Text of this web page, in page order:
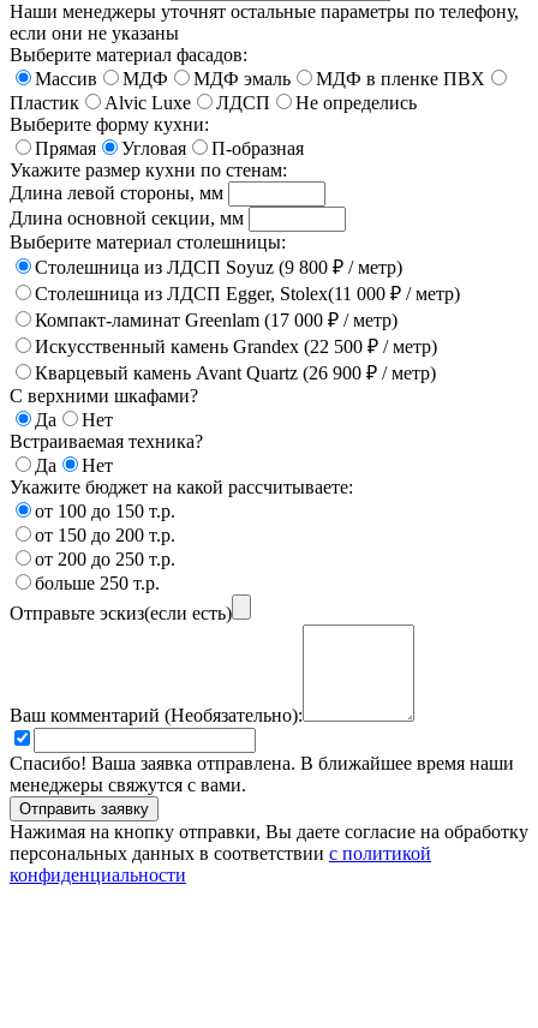
Наши менеджеры уточнят остальные параметры по телефону,
если они не указаны
Выберите материал фасадов:
Массив
МДФ МДФ эмаль
МДФ в пленке ПВХ
Пластик
Alvic Luxe ЛДСП
Не определись
Выберите форму кухни:
Прямая
Угловая
П-образная
Укажите размер кухни по стенам:
Длина левой стороны, мм
Длина основной секции, мм
Выберите материал столешницы:
Столешница из ЛДСП Soyuz (9 800 ₽ / метр)
Столешница из ЛДСП Egger, Stolex(11 000 ₽ / метр)
Компакт-ламинат Greenlam (17 000 ₽ / метр)
Искусственный камень Grandex (22 500 ₽ / метр)
Кварцевый камень Avant Quartz (26 900 ₽ / метр)
С верхними шкафами?
Да
Нет
Встраиваемая техника?
Да
Нет
Укажите бюджет на какой рассчитываете:
от 100 до 150 т.р.
от 150 до 200 т.р.
от 200 до 250 т.р.
больше 250 т.р.
Отправьте эскиз(если есть)
Ваш комментарий (Необязательно):
Спасибо! Ваша заявка отправлена. В ближайшее время наши
менеджеры свяжутся с вами.
Нажимая на кнопку отправки, Вы даете согласие на обработку
персональных данных в соответствии с политикой
конфиденциальности